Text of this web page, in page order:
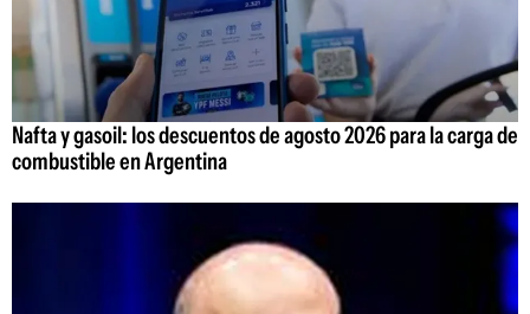
Nafta y gasoil: los descuentos de agosto 2026 para la carga de
combustible en Argentina